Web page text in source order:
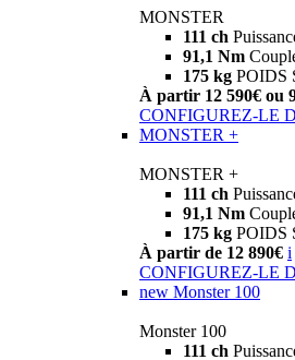
MONSTER
111 ch
91,1 Nm
175 kg POIDS
À partir 12 590€ ou
CONFIGUREZ-LE
MONSTER +
MONSTER +
111 ch
91,1 Nm
175 kg POIDS
À partir de 12 890€ i
CONFIGUREZ-LE
new Monster 100
Monster 100
111 ch